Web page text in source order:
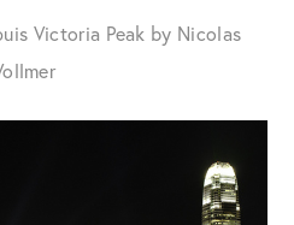
Victoria Peak by Nicolas